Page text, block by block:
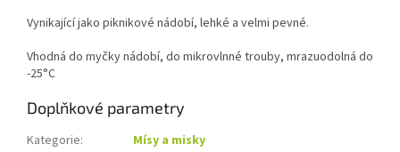
Vynikající jako piknikové nádobí, lehké a velmi pevné.
Vhodná do myčky nádobí, do mikrovlnné trouby, mrazuodolná do
-25°C
Doplňkové parametry
Kategorie:
Mísy a misky